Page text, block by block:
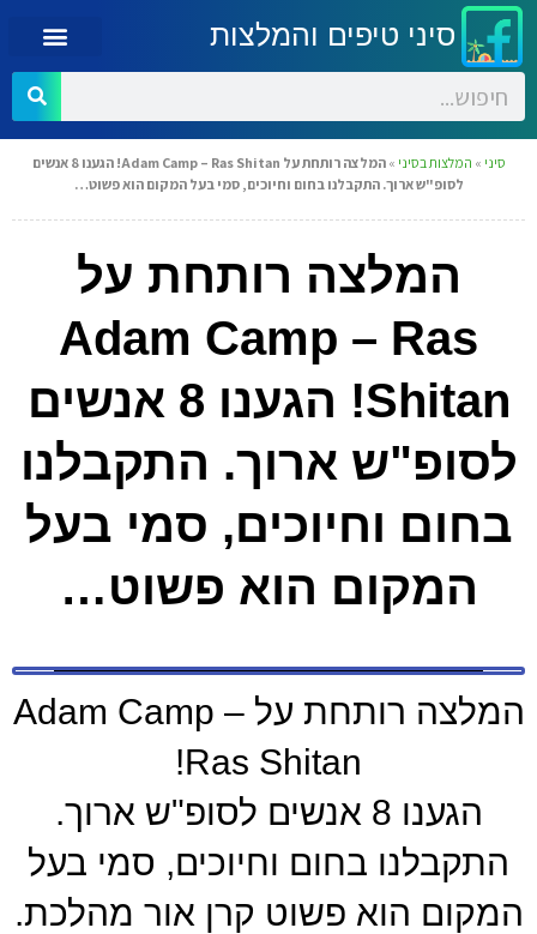
סיני טיפים והמלצות
סיני » המלצות בסיני »
המלצה רותחת על Adam Camp – Ras Shitan! הגענו 8 אנשים
לסופ"ש ארוך. התקבלנו בחום וחיוכים, סמי בעל המקום הוא פשוט…
המלצה רותחת על
Adam Camp – Ras
Shitan! הגענו 8 אנשים
לסופ"ש ארוך. התקבלנו
בחום וחיוכים, סמי בעל
המקום הוא פשוט…
המלצה רותחת על Adam Camp –
Ras Shitan!
הגענו 8 אנשים לסופ"ש ארוך.
התקבלנו בחום וחיוכים, סמי בעל
המקום הוא פשוט קרן אור מהלכת.